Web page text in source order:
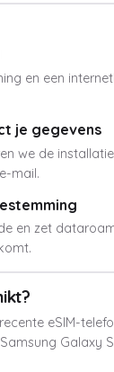
en een
je gegevens
we de
mail.
en zet
eSIM-
Galaxy